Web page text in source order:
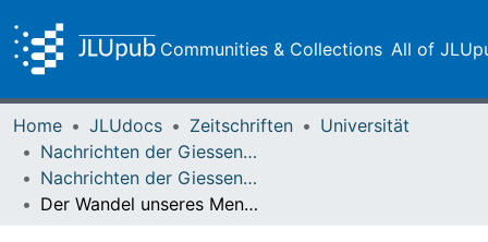
Communities & Collections All of
Home JLUdocs Zeitschriften
Universität
Nachrichten der Giessener Hochschulgesellschaft
Nachrichten der Giessener Hochschulgesellschaft Vol. 25 (1956)
Der Wandel unseres Menschenbildes in den Wissenschaften